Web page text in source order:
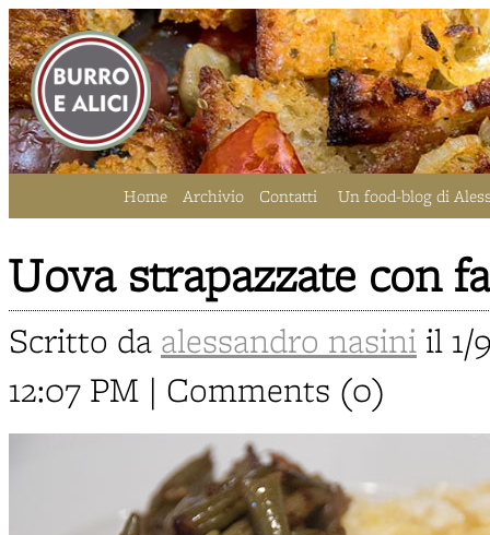
Home Archivio Contatti Un food-blog di
Uova strapazzate con
Scritto da alessandro nasini il 1/
12:07 PM | Comments (0)